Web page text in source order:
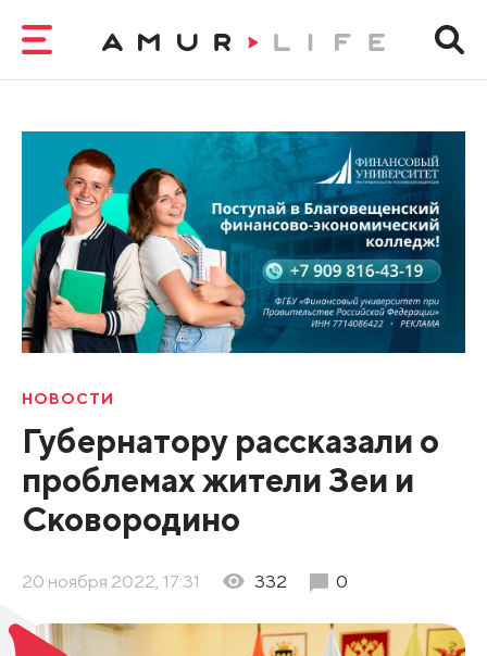
НОВОСТИ
Губернатору рассказали о
проблемах жители Зеи и
Сковородино
20 ноября 2022, 17:31 332 0